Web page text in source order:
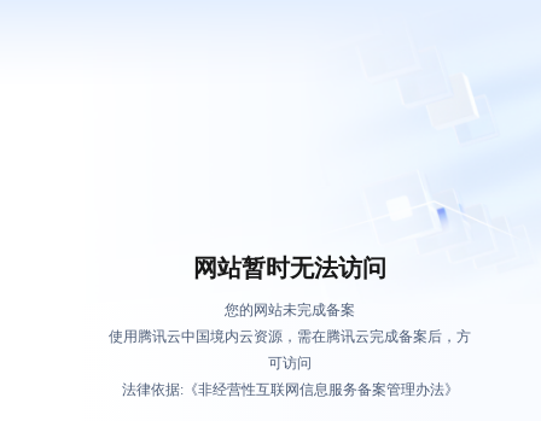
网站暂时无法访问
您的网站未完成备案
使用腾讯云中国境内云资源，需在腾讯云完成备案后，方
可访问
法律依据:《非经营性互联网信息服务备案管理办法》